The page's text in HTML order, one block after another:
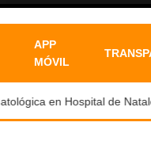
APP
MÓVIL
en Hospital de